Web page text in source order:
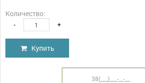
Количество:
- +
Купить